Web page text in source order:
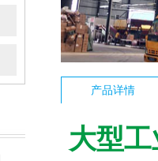
产品详情
大型